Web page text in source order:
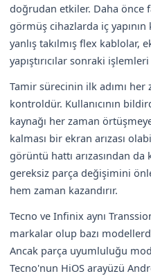
doğrudan etkiler. Daha önce
görmüş cihazlarda iç
yanlış takılmış flex kablolar,
yapıştırıcılar sonraki
Tamir sürecinin ilk adımı her
kontroldür. Kullanıcının
kaynağı her zaman
kalması bir ekran arızası
görüntü hattı arızasından
gereksiz parça değişimini
hem zaman kazandırır.
Tecno ve Infinix aynı
markalar olup bazı
Ancak parça uyumluluğu
Tecno'nun HiOS arayüzü